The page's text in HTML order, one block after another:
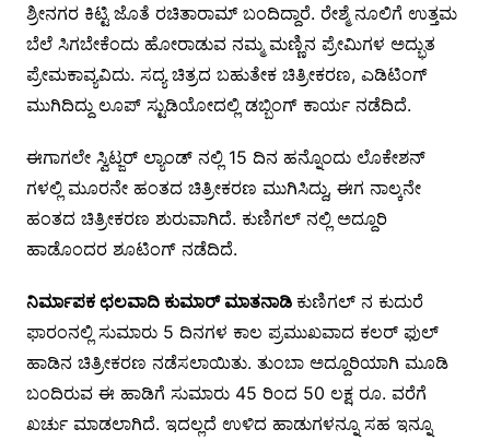
ಶ್ರೀನಗರ ಕಿಟ್ಟಿ ಜೊತೆ ರಚಿತಾರಾಮ್ ಬಂದಿದ್ದಾರೆ. ರೇಶ್ಮೆ ನೂಲಿಗೆ ಉತ್ತಮ
ಬೆಲೆ ಸಿಗಬೇಕೆಂದು ಹೋರಾಡುವ ನಮ್ಮ ಮಣ್ಣಿನ ಪ್ರೇಮಿಗಳ ಅದ್ಭುತ
ಪ್ರೇಮಕಾವ್ಯವಿದು. ಸದ್ಯ ಚಿತ್ರದ ಬಹುತೇಕ ಚಿತ್ರೀಕರಣ, ಎಡಿಟಿಂಗ್
ಮುಗಿದಿದ್ದು ಲೂಪ್ ಸ್ಟುಡಿಯೋದಲ್ಲಿ ಡಬ್ಬಿಂಗ್ ಕಾರ್ಯ ನಡೆದಿದೆ.
ಈಗಾಗಲೇ ಸ್ವಿಟ್ಜರ್ ಲ್ಯಾಂಡ್ ನಲ್ಲಿ 15 ದಿನ ಹನ್ನೊಂದು ಲೊಕೇಶನ್
ಗಳಲ್ಲಿ ಮೂರನೇ ಹಂತದ ಚಿತ್ರೀಕರಣ ಮುಗಿಸಿದ್ದು, ಈಗ ನಾಲ್ಕನೇ
ಹಂತದ ಚಿತ್ರೀಕರಣ ಶುರುವಾಗಿದೆ. ಕುಣಿಗಲ್ ನಲ್ಲಿ ಅದ್ದೂರಿ
ಹಾಡೊಂದರ ಶೂಟಿಂಗ್ ನಡೆದಿದೆ.
ನಿರ್ಮಾಪಕ ಛಲವಾದಿ ಕುಮಾರ್ ಮಾತನಾಡಿ ಕುಣಿಗಲ್ ನ ಕುದುರೆ
ಫಾರಂನಲ್ಲಿ ಸುಮಾರು 5 ದಿನಗಳ ಕಾಲ ಪ್ರಮುಖವಾದ ಕಲರ್ ಫುಲ್
ಹಾಡಿನ ಚಿತ್ರೀಕರಣ ನಡೆಸಲಾಯಿತು. ತುಂಬಾ ಅದ್ದೂರಿಯಾಗಿ ಮೂಡಿ
ಬಂದಿರುವ ಈ ಹಾಡಿಗೆ ಸುಮಾರು 45 ರಿಂದ 50 ಲಕ್ಷ ರೂ. ವರೆಗೆ
ಖರ್ಚು ಮಾಡಲಾಗಿದೆ. ಇದಲ್ಲದೆ ಉಳಿದ ಹಾಡುಗಳನ್ನೂ ಸಹ ಇನ್ನೂ